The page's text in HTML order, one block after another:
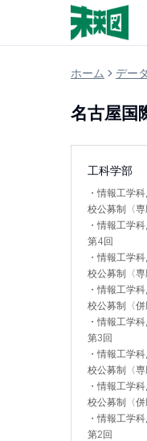
ホーム デー
名古屋国
工科学部
・情報工学
校公募制〈
・情報工学
第4回
・情報工学
校公募制〈
・情報工学
校公募制〈
・情報工学
第3回
・情報工学
校公募制〈専
・情報工学
校公募制〈併
・情報工学
第2回